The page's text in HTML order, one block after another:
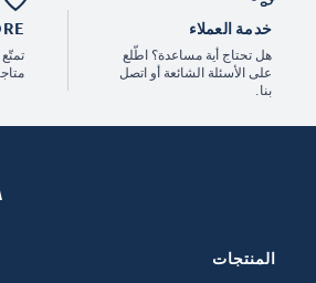
خدمة العملاء
هل تحتاج أية مساعدة؟ اطّلع
على الأسئلة الشائعة أو اتصل
بنا.
المنتجات